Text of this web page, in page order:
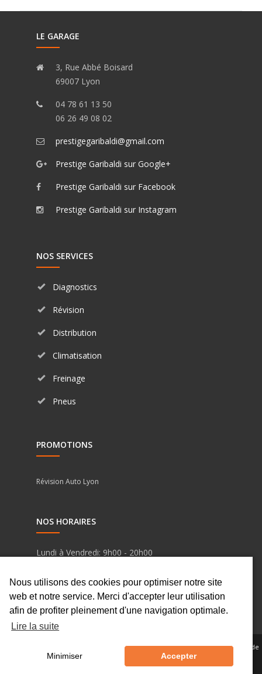
Nous utilisons des cookies pour optimiser notre site
web et notre service. Merci d'accepter leur utilisation
afin de profiter pleinement d'une navigation optimale.
Lire la suite
Minimiser Accepter
LE GARAGE
3, Rue Abbé Boisard
69007 Lyon
04 78 61 13 50
06 26 49 08 02
prestigegaribaldi@gmail.com
Prestige Garibaldi sur Google+
Prestige Garibaldi sur Facebook
Prestige Garibaldi sur Instagram
NOS SERVICES
Diagnostics
Révision
Distribution
Climatisation
Freinage
Pneus
PROMOTIONS
Révision Auto Lyon
NOS HORAIRES
Lundi à Vendredi: 9h00 - 20h00
Dimanche :Fermé
Mentions légales|Politique de cookies|Politique de
ILLUCOM